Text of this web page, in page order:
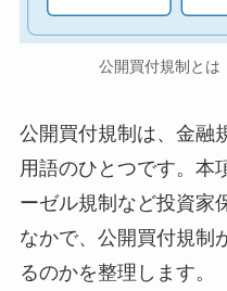
公開買付規制とは
公開買付規制は、金融
用語のひとつです。本
ーゼル規制など投資家
なかで、公開買付規制
るのかを整理します。